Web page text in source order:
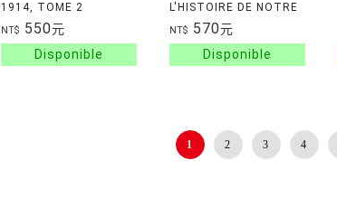
1914, TOME 2
NT$ 550元
L'HISTOIRE DE NOTRE
TEMPS, TOME 3
NT$ 570元
1 2 3 4